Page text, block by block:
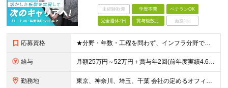
未経験歓迎 学歴不問 ベテランOK
完全週休2日 賞与複数月 面接1回
応募資格 ★分野・年数・工程を問わず、インフラ分野でのエンジニア経験をお持ちの方 ★学歴不問！ ※微経験、ブランクのある方も大歓迎です！ ※今回の募集では一人でも多くの方とお会いさせていただく予定です！ ≪
給与 月額25万円～52万円＋賞与年2回(前年度実績4.6ヶ月分) ※知識・スキル・経験年数を最大限考慮し、 十分な話し合いのうえ決定いたします。 ※別途、交通費支給(月5万円まで)あり ※試用期間6ヶ
勤務地 東京、神奈川、埼玉、千葉 会社の定めるオフィス ※通勤時間は考慮します。。